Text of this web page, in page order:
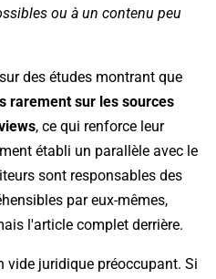
ou à un contenu peu
des études montrant que
rarement sur les sources
, ce qui renforce leur
établi un parallèle avec le
sont responsables des
par eux-mêmes,
l'article complet derrière.
vide juridique préoccupant. Si